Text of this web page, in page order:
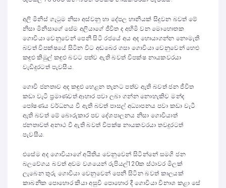
අලි මිනිස් ගැටුම නිසා අස්වනු හා දේපල හානියක් සිදුවන බවත් මේ
නිසා මිනිසාගේ සේම අලියාගේ ජීවිත ද අහිමි වන මොහොතක
ගොවියා වෙනුවෙන් පෙනී සිටි රජයේ අය අද හොයාගන්න නොමැති
බවත් විපක්ෂයේ සිටින විට අඬබෙර ගසා ගොවියා වෙනුවෙන් හෙළු
කඳුළු කිඹුල් කඳුළු බවට පත්ව ඇති බවත් විපක්ෂ නායකවරයා
වැඩිදුරටත් පැවසීය.
ගොවි ජනතාව අද කඳුළු හෙළන තැනට පත්ව ඇති බවත් ජන ජීවිත
කඩා වැටි ප්‍රමාණවත් ආහාර පවා ලබා ගන්න නොහැකිව මන්ද
පෝෂණය වර්ධනය වී ඇති බවත් පාසල් අධ්‍යාපනය පවා කඩා වැටී
ඇති බවත් මේ බොරුකාර පච දේශපාලනය නිසා ගොවියාත්
ජනතාවත් අනාථ වී ඇති බවත් විපක්ෂ නායකවරයා තවදුරටත්
පැවසීය.
එසේම අද ගොවියාගේ අයිතිය වෙනුවෙන් සිටින්නේ සමගි ජන
බලවේගය බවත් අවම වශයෙන් රුපියල්120ක ස්ථාවර මිලක්
ලැබෙන තුරු ගොවියා වෙනුවෙන් පෙනී සිටින බවත් කාලයක්
කාබනික පොහොර කියා අසුචි පොහොර දී ගොවියා විනාශ කළා සේ